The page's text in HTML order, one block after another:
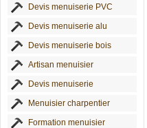
Devis menuiserie PVC
Devis menuiserie alu
Devis menuiserie bois
Artisan menuisier
Devis menuiserie
Menuisier charpentier
Formation menuisier